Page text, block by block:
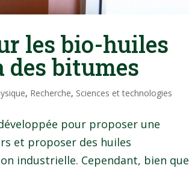
les bio-huiles
bitumes
, Recherche, Sciences et technologies
pour proposer une
et proposer des huiles
industrielle. Cependant, bien que